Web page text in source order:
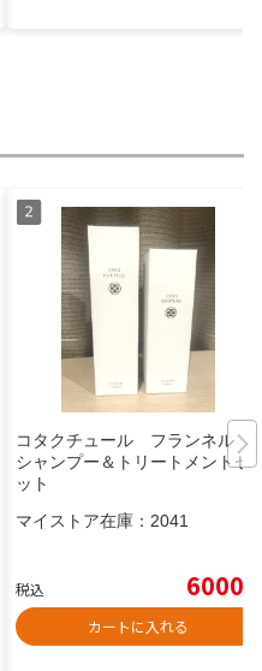
コタクチュール フランネル
シャンプー＆トリートメントセ
ット
マイストア在庫： 2041
税込 6000
カートに入れる